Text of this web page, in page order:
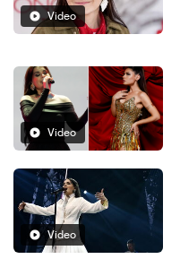
Video
Video
Video